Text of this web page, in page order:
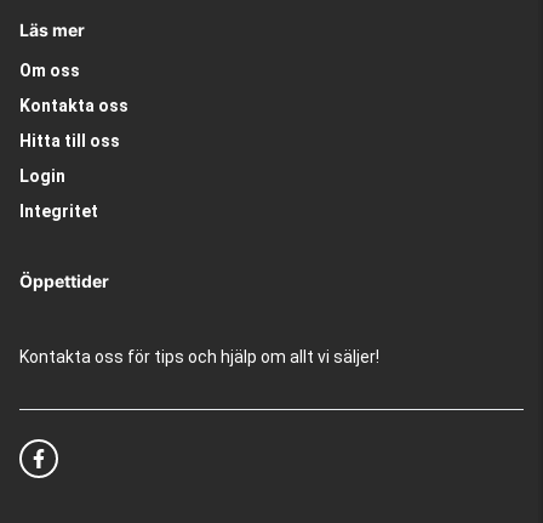
Läs mer
Om oss
Kontakta oss
Hitta till oss
Login
Integritet
Öppettider
Kontakta oss för tips och hjälp om allt vi säljer!